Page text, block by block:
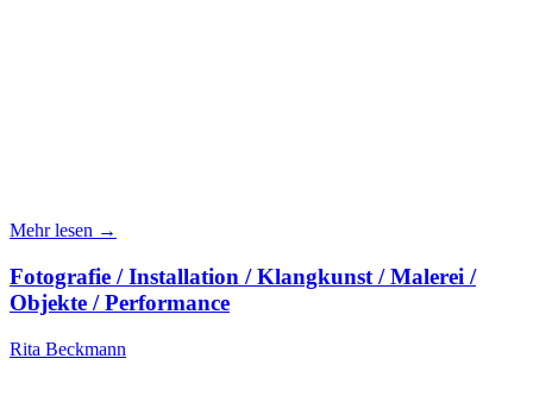
Mehr lesen →
Fotografie / Installation / Klangkunst / Malerei /
Objekte / Performance
Rita Beckmann